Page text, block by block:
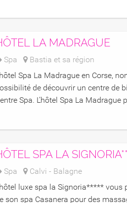
LA MADRAGUE
Spa
Bastia et sa région
Spa La Madrague en Corse,
de découvrir un centre de
Spa. L’hôtel Spa La Madrague
SPA LA
Spa
Calvi - Balagne
luxe spa la Signoria***** vous
son spa Casanera pour des